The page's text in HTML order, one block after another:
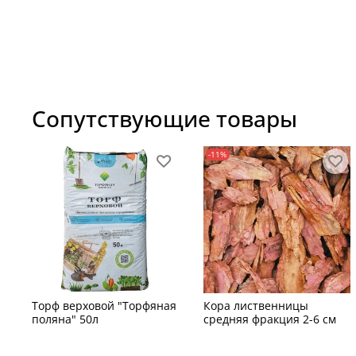
Сопутствующие товары
Торф верховой "Торфяная
поляна" 50л
-11%
Кора лиственницы
средняя фракция 2-6 см